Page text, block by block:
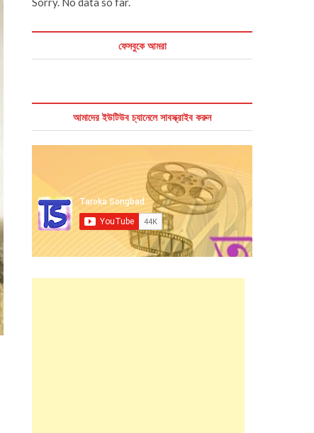
ফেসবুকে আমরা
আমাদের ইউটিউব চ্যানেলে সাবস্ক্রাইব করুন